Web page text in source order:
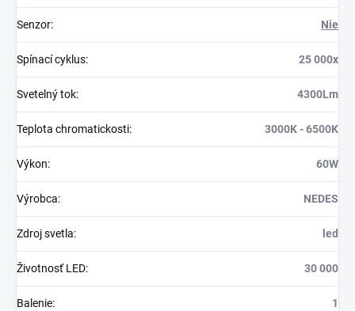
Senzor: Nie
Spínací cyklus: 25 000x
Svetelný tok: 4300Lm
Teplota chromatickosti: 3000K - 6500K
Výkon: 60W
Výrobca: NEDES
Zdroj svetla: led
Životnosť LED: 30 000
Balenie: 1